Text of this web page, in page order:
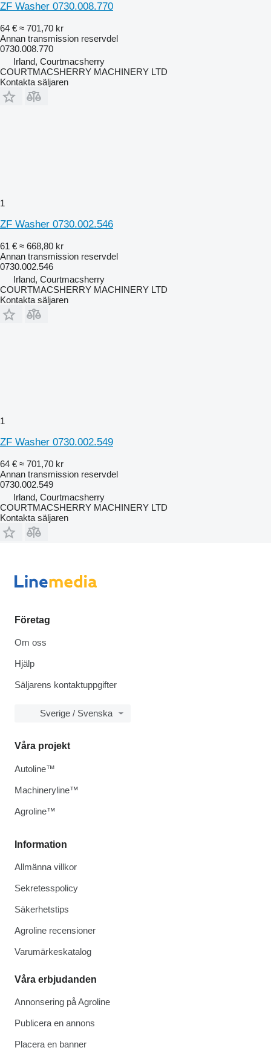
ZF Washer 0730.008.770
64 € ≈ 701,70 kr
Annan transmission reservdel
0730.008.770
Irland, Courtmacsherry
COURTMACSHERRY MACHINERY LTD
Kontakta säljaren
1
ZF Washer 0730.002.546
61 € ≈ 668,80 kr
Annan transmission reservdel
0730.002.546
Irland, Courtmacsherry
COURTMACSHERRY MACHINERY LTD
Kontakta säljaren
1
ZF Washer 0730.002.549
64 € ≈ 701,70 kr
Annan transmission reservdel
0730.002.549
Irland, Courtmacsherry
COURTMACSHERRY MACHINERY LTD
Kontakta säljaren
Företag
Om oss
Hjälp
Säljarens kontaktuppgifter
Sverige / Svenska
Information
Allmänna villkor
Sekretesspolicy
Säkerhetstips
Agroline recensioner
Varumärkeskatalog
Våra erbjudanden
Annonsering på Agroline
Publicera en annons
Placera en banner
Våra projekt
Autoline™
Machineryline™
Agroline™